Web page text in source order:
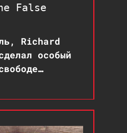
False
Richard
особый